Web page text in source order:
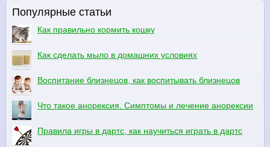
Популярные статьи
Как правильно кормить кошку
Как сделать мыло в домашних условиях
Воспитание близнецов, как воспитывать близнецов
Что такое анорексия. Симптомы и лечение анорексии
Правила игры в дартс, как научиться играть в дартс